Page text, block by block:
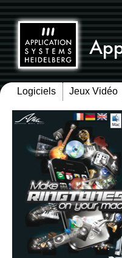
Logiciels Jeux Vidéo